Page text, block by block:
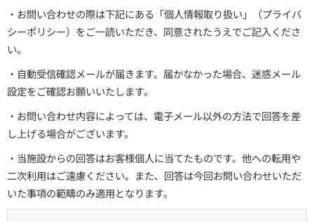
・お問い合わせの際は下記にある「個人情報取り扱い」（プライバ
シーポリシー）をご一読いただき、同意されたうえでご記入くださ
い。
・自動受信確認メールが届きます。届かなかった場合、迷惑メール
設定をご確認お願いいたします。
・お問い合わせ内容によっては、電子メール以外の方法で回答を差
し上げる場合がございます。
・当施設からの回答はお客様個人に当てたものです。他への転用や
二次利用はご遠慮ください。また、回答は今回お問い合わせいただ
いた事項の範疇のみ適用となります。